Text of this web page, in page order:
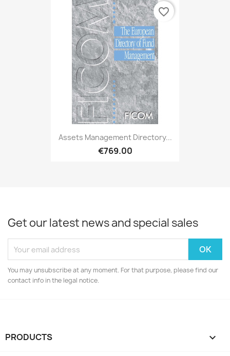
Assets Management Directory...
€769.00
favorite_border
Get our latest news and special sales
You may unsubscribe at any moment. For that purpose, please find our
contact info in the legal notice.
PRODUCTS 